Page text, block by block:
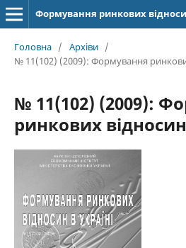
Формування ринкових
Головна / Архіви /
№ 11(102) (2009): Формування
№ 11(102) (2009):
ринкових відносин